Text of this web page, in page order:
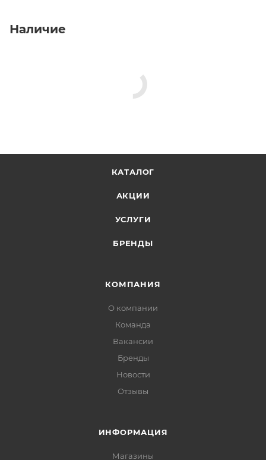
Наличие
КАТАЛОГ
АКЦИИ
УСЛУГИ
БРЕНДЫ
КОМПАНИЯ
О компании
Команда
Вакансии
Бренды
Новости
Отзывы
ИНФОРМАЦИЯ
Магазины